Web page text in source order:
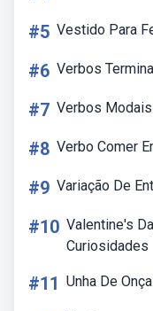
#5 Vestido Para
#6 Verbos
#7 Verbos
#8 Verbo Comer
#9 Variação De
#10 Valentine's
Curiosidades
#11 Unha De